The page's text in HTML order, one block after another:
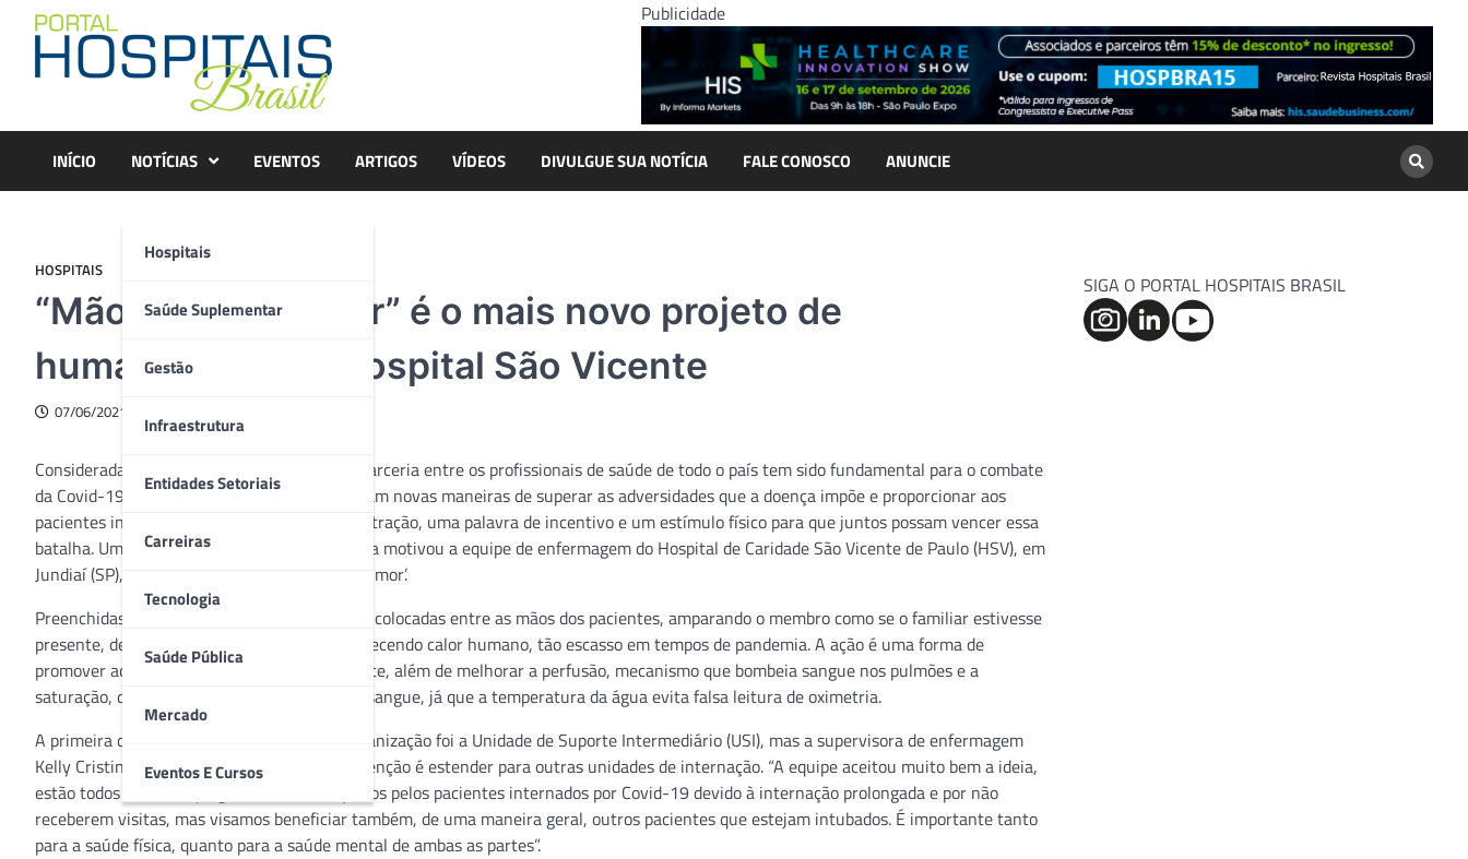
content
Publicidade
INÍCIO NOTÍCIAS
Hospitais
Saúde Suplementar
Gestão
Infraestrutura
Entidades Setoriais
Carreiras
Tecnologia
Saúde Pública
Mercado
Eventos E Cursos
EVENTOS ARTIGOS VÍDEOS DIVULGUE SUA NOTÍCIA FALE CONOSCO ANUNCIE
HOSPITAIS
“Mãozinha do Amor” é o mais novo projeto de
humanização do Hospital São Vicente
07/06/2021
Considerada uma rede de apoio, a união e a parceria entre os profissionais de saúde de todo o país tem sido fundamental para o combate
da Covid-19. Todos os dias, os heróis encontram novas maneiras de superar as adversidades que a doença impõe e proporcionar aos
pacientes internados um momento de descontração, uma palavra de incentivo e um estímulo físico para que juntos possam vencer essa
batalha. Uma iniciativa implantada em Brasília motivou a equipe de enfermagem do Hospital de Caridade São Vicente de Paulo (HSV), em
Jundiaí (SP), a iniciar o projeto ‘Mãozinha do Amor’.
Preenchidas com água morna, duas luvas são colocadas entre as mãos dos pacientes, amparando o membro como se o familiar estivesse
presente, de mãos dadas com o enfermo, oferecendo calor humano, tão escasso em tempos de pandemia. A ação é uma forma de
promover acolhimento e segurança ao paciente, além de melhorar a perfusão, mecanismo que bombeia sangue nos pulmões e a
saturação, que indica o índice de oxigênio do sangue, já que a temperatura da água evita falsa leitura de oximetria.
A primeira clínica a receber o projeto de humanização foi a Unidade de Suporte Intermediário (USI), mas a supervisora de enfermagem
Kelly Cristina Vicente Alves, explica que a intenção é estender para outras unidades de internação. “A equipe aceitou muito bem a ideia,
estão todos muito empolgados. Nós começamos pelos pacientes internados por Covid-19 devido à internação prolongada e por não
receberem visitas, mas visamos beneficiar também, de uma maneira geral, outros pacientes que estejam intubados. É importante tanto
para a saúde física, quanto para a saúde mental de ambas as partes”.
SIGA O PORTAL HOSPITAIS BRASIL